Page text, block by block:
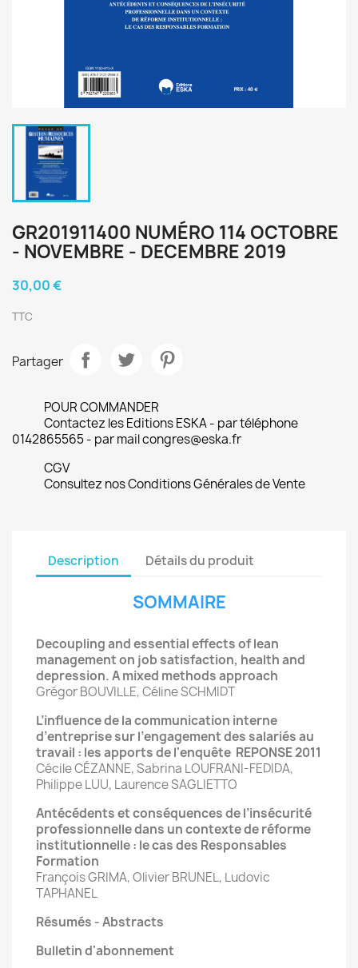
GR201911400 NUMÉRO 114 OCTOBRE
- NOVEMBRE - DECEMBRE 2019
30,00 €
TTC
Partager
POUR COMMANDER
Contactez les Editions ESKA - par téléphone
0142865565 - par mail congres@eska.fr
CGV
Consultez nos Conditions Générales de Vente
Description Détails du produit
SOMMAIRE
Decoupling and essential effects of lean
management on job satisfaction, health and
depression. A mixed methods approach
Grégor BOUVILLE, Céline SCHMIDT
L’influence de la communication interne
d’entreprise sur l’engagement des salariés au
travail : les apports de l'enquête REPONSE 2011
Cécile CÉZANNE, Sabrina LOUFRANI-FEDIDA,
Philippe LUU, Laurence SAGLIETTO
Antécédents et conséquences de l’insécurité
professionnelle dans un contexte de réforme
institutionnelle : le cas des Responsables
Formation
François GRIMA, Olivier BRUNEL, Ludovic
TAPHANEL
Résumés - Abstracts
Bulletin d'abonnement